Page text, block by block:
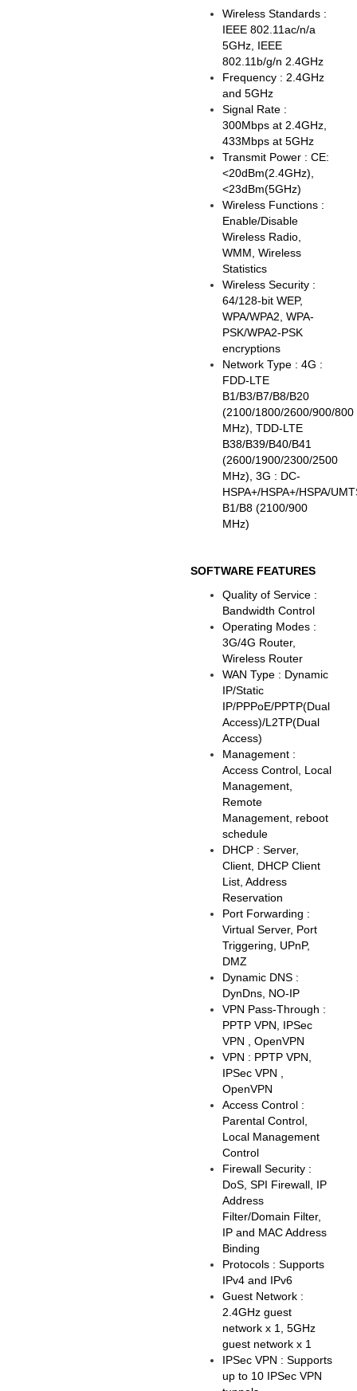
Wireless Standards :
IEEE 802.11ac/n/a
5GHz, IEEE
802.11b/g/n 2.4GHz
Frequency : 2.4GHz
and 5GHz
Signal Rate :
300Mbps at 2.4GHz,
433Mbps at 5GHz
Transmit Power : CE:
<20dBm(2.4GHz),
<23dBm(5GHz)
Wireless Functions :
Enable/Disable
Wireless Radio,
WMM, Wireless
Statistics
Wireless Security :
64/128-bit WEP,
WPA/WPA2, WPA-
PSK/WPA2-PSK
encryptions
Network Type : 4G :
FDD-LTE
B1/B3/B7/B8/B20
(2100/1800/2600/900/800
MHz), TDD-LTE
B38/B39/B40/B41
(2600/1900/2300/2500
MHz), 3G : DC-
HSPA+/HSPA+/HSPA/
B1/B8 (2100/900
MHz)
SOFTWARE FEATURES
Quality of Service :
Bandwidth Control
Operating Modes :
3G/4G Router,
Wireless Router
WAN Type : Dynamic
IP/Static
IP/PPPoE/PPTP(Dual
Access)/L2TP(Dual
Access)
Management :
Access Control, Local
Management,
Remote
Management, reboot
schedule
DHCP : Server,
Client, DHCP Client
List, Address
Reservation
Port Forwarding :
Virtual Server, Port
Triggering, UPnP,
DMZ
Dynamic DNS :
DynDns, NO-IP
VPN Pass-Through :
PPTP VPN, IPSec
VPN , OpenVPN
VPN : PPTP VPN,
IPSec VPN ,
OpenVPN
Access Control :
Parental Control,
Local Management
Control
Firewall Security :
DoS, SPI Firewall, IP
Address
Filter/Domain Filter,
IP and MAC Address
Binding
Protocols : Supports
IPv4 and IPv6
Guest Network :
2.4GHz guest
network x 1, 5GHz
guest network x 1
IPSec VPN : Supports
up to 10 IPSec VPN